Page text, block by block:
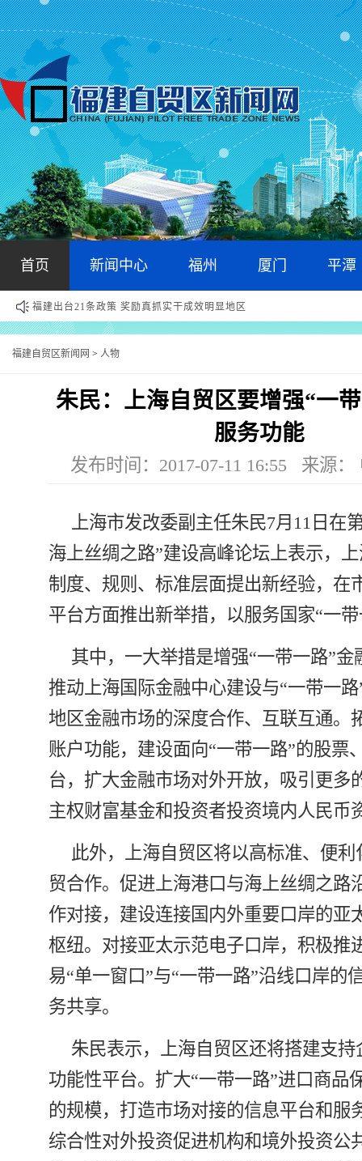
首页 新闻中心 福州 厦门 平潭
福建出台21条政策 奖励真抓实干成效明显地区
福建自贸区新闻网 人物
朱民：上海自贸区要增强“一
服务功能
发布时间：2017-07-11 16:55 来源：
上海市发改委副主任朱民7月11日在
海上丝绸之路”建设高峰论坛上表示，
制度、规则、标准层面提出新经验，在
平台方面推出新举措，以服务国家“一
其中，一大举措是增强“一带一路”金
推动上海国际金融中心建设与“一带一
地区金融市场的深度合作、互联互通。
账户功能，建设面向“一带一路”的股票
台，扩大金融市场对外开放，吸引更多
主权财富基金和投资者投资境内人民币
此外，上海自贸区将以高标准、便利
贸合作。促进上海港口与海上丝绸之路
作对接，建设连接国内外重要口岸的亚
枢纽。对接亚太示范电子口岸，积极推
易“单一窗口”与“一带一路”沿线口岸的
务共享。
朱民表示，上海自贸区还将搭建支持
功能性平台。扩大“一带一路”进口商品
的规模，打造市场对接的信息平台和服
综合性对外投资促进机构和境外投资公